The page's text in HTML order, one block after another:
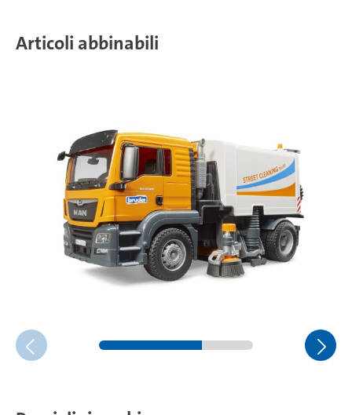
Articoli abbinabili